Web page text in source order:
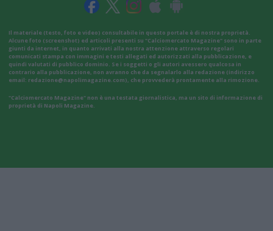
Il materiale (testo, foto e video) consultabile in questo portale è di nostra proprietà.
Alcune foto (screenshot) ed articoli presenti su "Calciomercato Magazine" sono in parte
giunti da internet, in quanto arrivati alla nostra attenzione attraverso regolari
comunicati stampa con immagini e testi allegati ed autorizzati alla pubblicazione, e
quindi valutati di pubblico dominio. Se i soggetti o gli autori avessero qualcosa in
contrario alla pubblicazione, non avranno che da segnalarlo alla redazione (indirizzo
email: redazione@napolimagazine.com), che provvederà prontamente alla rimozione.
"Calciomercato Magazine" non è una testata giornalistica, ma un sito di informazione di
proprietà di Napoli Magazine.